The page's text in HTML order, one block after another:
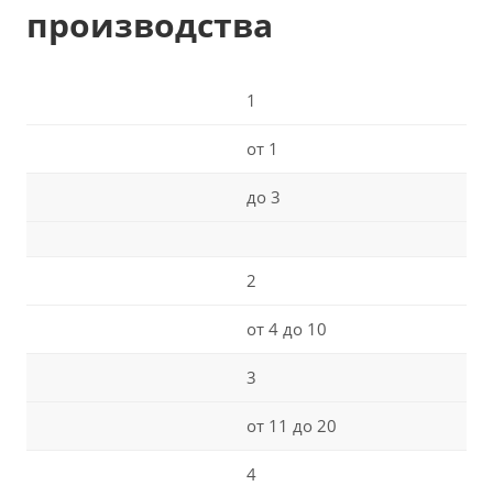
производства
1
от 1
до 3
2
от 4 до 10
3
от 11 до 20
4